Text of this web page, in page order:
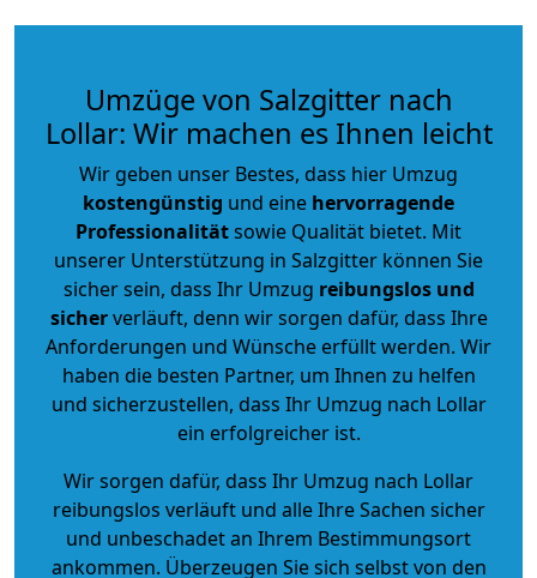
Umzüge von Salzgitter nach
Lollar: Wir machen es Ihnen leicht
Wir geben unser Bestes, dass hier Umzug
kostengünstig und eine hervorragende
Professionalitätsowie Qualität bietet. Mit
unserer Unterstützung in Salzgitter können Sie
sicher sein, dass Ihr Umzug reibungslos und
sicherverläuft, denn wir sorgen dafür, dass Ihre
Anforderungen und Wünsche erfüllt werden. Wir
haben die besten Partner, um Ihnen zu helfen
und sicherzustellen, dass Ihr Umzug nach Lollar
ein erfolgreicher ist.
Wir sorgen dafür, dass Ihr Umzug nach Lollar
reibungslos verläuft und alle Ihre Sachen sicher
und unbeschadet an Ihrem Bestimmungsort
ankommen. Überzeugen Sie sich selbst von den